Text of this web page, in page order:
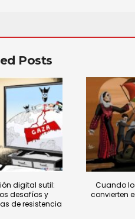
Posts
digital sutil:
desafíos y
de resistencia
Cuando
convierten